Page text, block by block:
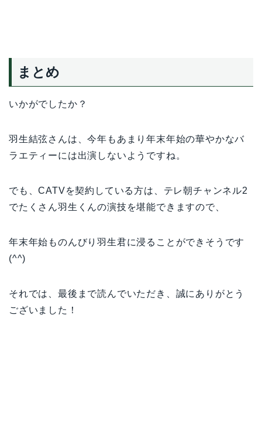
まとめ
いかがでしたか？
羽生結弦さんは、今年もあまり年末年始の華やかなバ
ラエティーには出演しないようですね。
でも、CATVを契約している方は、テレ朝チャンネル2
でたくさん羽生くんの演技を堪能できますので、
年末年始ものんびり羽生君に浸ることができそうです
(^^)
それでは、最後まで読んでいただき、誠にありがとう
ございました！